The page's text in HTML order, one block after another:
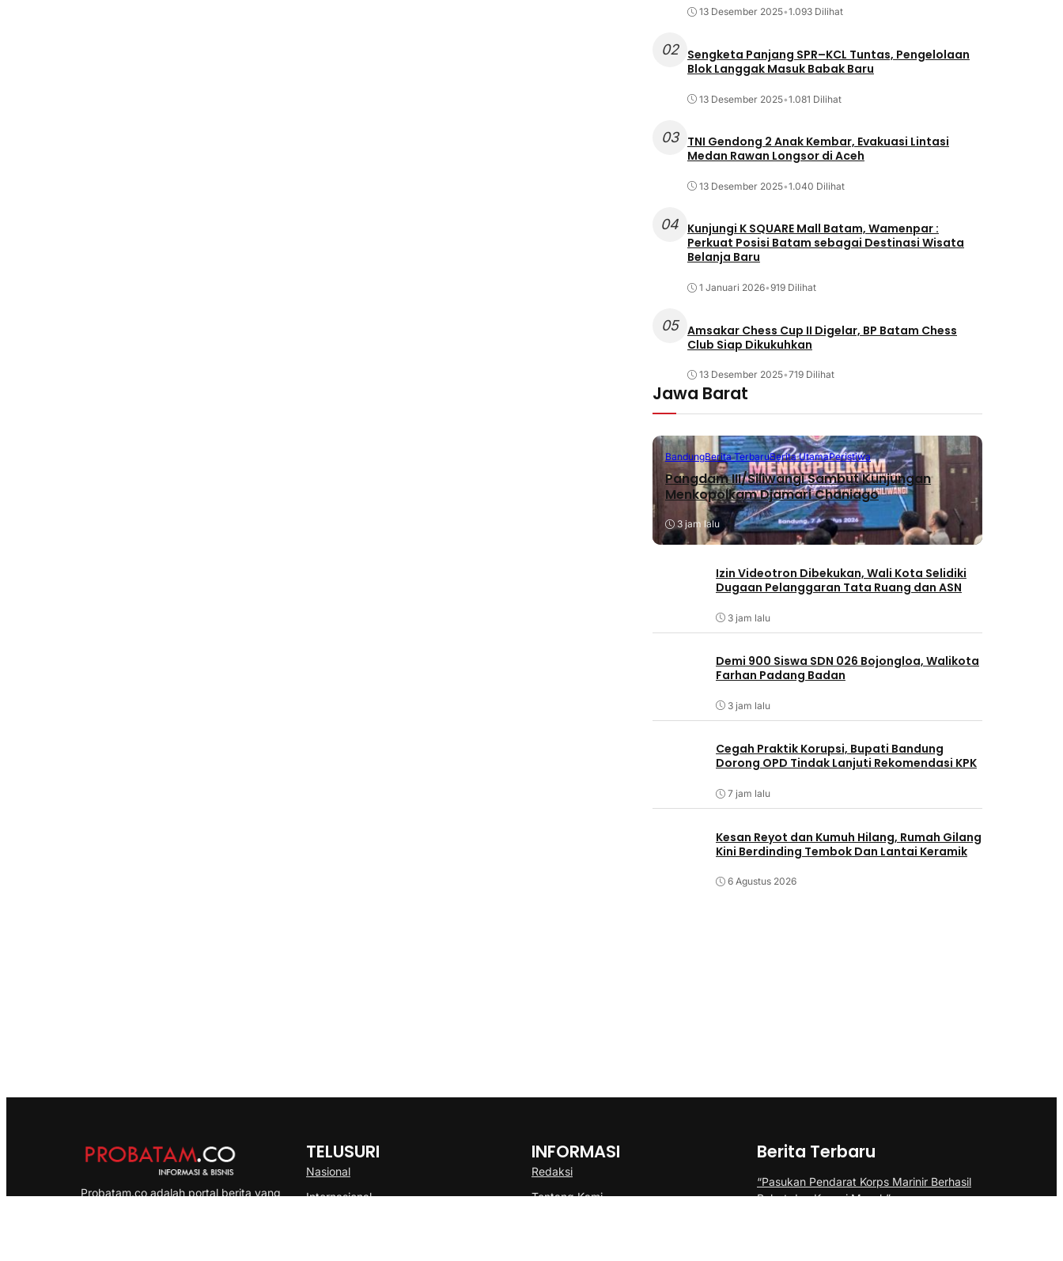
13 Desember 2025•1.093 Dilihat
02
Sengketa Panjang SPR–KCL Tuntas, Pengelolaan
Blok Langgak Masuk Babak Baru
13 Desember 2025•1.081 Dilihat
03
TNI Gendong 2 Anak Kembar, Evakuasi Lintasi
Medan Rawan Longsor di Aceh
13 Desember 2025•1.040 Dilihat
04 Kunjungi K SQUARE Mall Batam, Wamenpar :
Perkuat Posisi Batam sebagai Destinasi Wisata
Belanja Baru
1 Januari 2026•919 Dilihat
05 Amsakar Chess Cup II Digelar, BP Batam Chess
Club Siap Dikukuhkan
13 Desember 2025•719 Dilihat
Jawa Barat
BandungBerita TerbaruBerita UtamaPeristiwa
Pangdam III/Siliwangi Sambut Kunjungan
Menkopolkam Djamari Chaniago
3 jam lalu
Izin Videotron Dibekukan, Wali Kota Selidiki
Dugaan Pelanggaran Tata Ruang dan ASN
3 jam lalu
Demi 900 Siswa SDN 026 Bojongloa, Walikota
Farhan Padang Badan
3 jam lalu
Cegah Praktik Korupsi, Bupati Bandung
Dorong OPD Tindak Lanjuti Rekomendasi KPK
7 jam lalu
Kesan Reyot dan Kumuh Hilang, Rumah Gilang
Kini Berdinding Tembok Dan Lantai Keramik
6 Agustus 2026
Probatam.co adalah portal berita yang
TELUSURI
Nasional
Internasional
INFORMASI
Redaksi
Tentang Kami
Berita Terbaru
“Pasukan Pendarat Korps Marinir Berhasil
Rebut dan Kuasai Musuh”